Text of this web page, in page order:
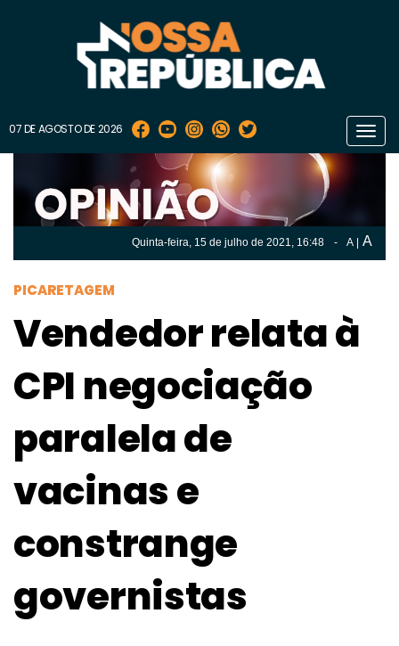
07 DE AGOSTO DE 2026
Quinta-feira, 15 de julho de 2021, 16:48 - A A
PICARETAGEM
Vendedor relata à
CPI negociação
paralela de
vacinas e
constrange
governistas